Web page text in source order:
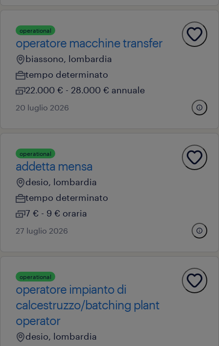
operational
operatore macchine transfer
biassono, lombardia
tempo determinato
22.000 € - 28.000 € annuale
20 luglio 2026
operational
addetta mensa
desio, lombardia
tempo determinato
7 € - 9 € oraria
27 luglio 2026
operational
operatore impianto di
calcestruzzo/batching plant
operator
desio, lombardia